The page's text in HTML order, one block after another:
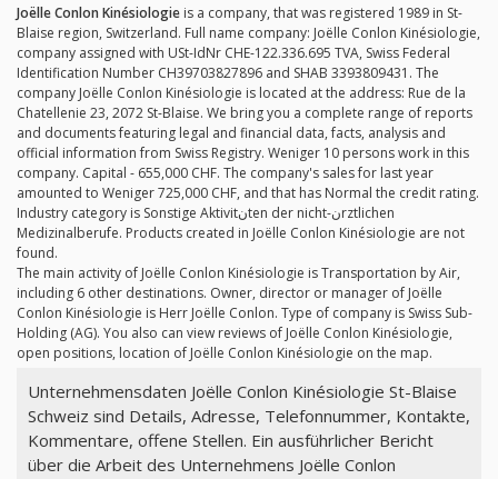
Joëlle Conlon Kinésiologie is a company, that was registered 1989 in St-
Blaise region, Switzerland. Full name company: Joëlle Conlon Kinésiologie,
company assigned with USt-IdNr CHE-122.336.695 TVA, Swiss Federal
Identification Number CH39703827896 and SHAB 3393809431. The
company Joëlle Conlon Kinésiologie is located at the address: Rue de la
Chatellenie 23, 2072 St-Blaise. We bring you a complete range of reports
and documents featuring legal and financial data, facts, analysis and
official information from Swiss Registry. Weniger 10 persons work in this
company. Capital - 655,000 CHF. The company's sales for last year
amounted to Weniger 725,000 CHF, and that has Normal the credit rating.
Industry category is Sonstige Aktivitنten der nicht-نrztlichen
Medizinalberufe. Products created in Joëlle Conlon Kinésiologie are not
found.
The main activity of Joëlle Conlon Kinésiologie is Transportation by Air,
including 6 other destinations. Owner, director or manager of Joëlle
Conlon Kinésiologie is Herr Joëlle Conlon. Type of company is Swiss Sub-
Holding (AG). You also can view reviews of Joëlle Conlon Kinésiologie,
open positions, location of Joëlle Conlon Kinésiologie on the map.
Unternehmensdaten Joëlle Conlon Kinésiologie St-Blaise
Schweiz sind Details, Adresse, Telefonnummer, Kontakte,
Kommentare, offene Stellen. Ein ausführlicher Bericht
über die Arbeit des Unternehmens Joëlle Conlon